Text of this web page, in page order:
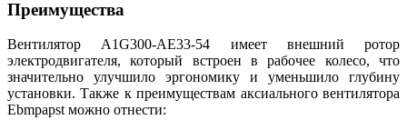
Преимущества
Вентилятор A1G300-AE33-54 имеет внешний ротор
электродвигателя, который встроен в рабочее колесо, что
значительно улучшило эргономику и уменьшило глубину
установки. Также к преимуществам аксиального вентилятора
Ebmpapst можно отнести: